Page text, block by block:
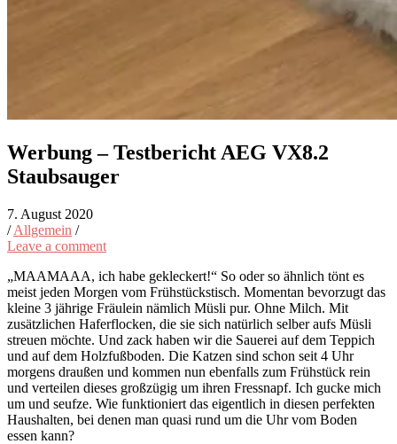
Werbung – Testbericht AEG VX8.2
Staubsauger
7. August 2020
/ Allgemein /
Leave a comment
„MAAMAAA, ich habe gekleckert!“ So oder so ähnlich tönt es
meist jeden Morgen vom Frühstückstisch. Momentan bevorzugt das
kleine 3 jährige Fräulein nämlich Müsli pur. Ohne Milch. Mit
zusätzlichen Haferflocken, die sie sich natürlich selber aufs Müsli
streuen möchte. Und zack haben wir die Sauerei auf dem Teppich
und auf dem Holzfußboden. Die Katzen sind schon seit 4 Uhr
morgens draußen und kommen nun ebenfalls zum Frühstück rein
und verteilen dieses großzügig um ihren Fressnapf. Ich gucke mich
um und seufze. Wie funktioniert das eigentlich in diesen perfekten
Haushalten, bei denen man quasi rund um die Uhr vom Boden
essen kann?